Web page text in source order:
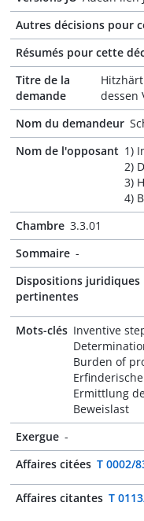
Autres décisions pour
Résumés pour cette
Titre de la
demande
dessen
Nom du demandeur
Nom de l'opposant 1)
2)
3)
4)
Chambre 3.3.01
Sommaire -
Dispositions juridiques
pertinentes
Mots-clés Inventive
Burden of
Ermittlung
Beweislast
Exergue -
Affaires citées T 0002/
Affaires citantes T